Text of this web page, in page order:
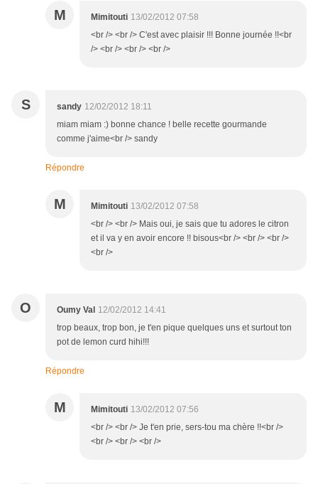
M Mimitouti 13/02/2012 07:58
<br /> <br /> C'est avec plaisir !!! Bonne journée !!<br
/> <br /> <br /> <br />
S sandy 12/02/2012 18:11
miam miam :) bonne chance ! belle recette gourmande
comme j'aime<br /> sandy
Répondre
M Mimitouti 13/02/2012 07:58
<br /> <br /> Mais oui, je sais que tu adores le citron
et il va y en avoir encore !! bisous<br /> <br /> <br />
<br />
O Oumy Val 12/02/2012 14:41
trop beaux, trop bon, je t'en pique quelques uns et surtout ton
pot de lemon curd hihi!!!
Répondre
M Mimitouti 13/02/2012 07:56
<br /> <br /> Je t'en prie, sers-tou ma chère !!<br />
<br /> <br /> <br />